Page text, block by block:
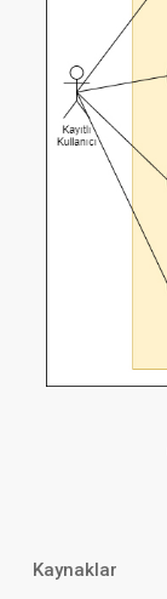
Kaynaklar